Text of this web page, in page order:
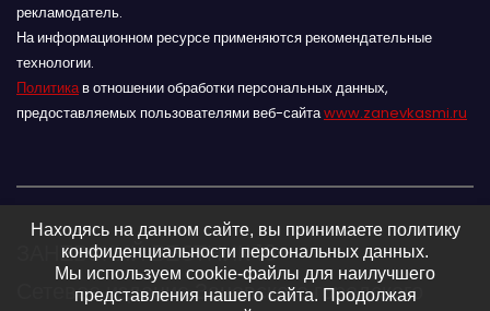
рекламодатель.
На информационном ресурсе применяются рекомендательные
технологии.
Политикав отношении обработки персональных данных,
предоставляемых пользователями веб-сайтаwww.zanevkasmi.ru
ЗАНЕВСКИЙ ВЕСТНИК 16+
Сетевое издание Заневского городского
Находясь на данном сайте, вы принимаете политику
конфиденциальности персональных данных.
Мы используем cookie-файлы для наилучшего
представления нашего сайта. Продолжая